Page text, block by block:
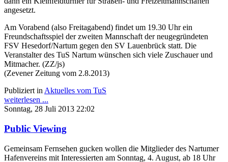
angesetzt.
Am Vorabend (also Freitagabend) findet um 19.30 Uhr ein
Freundschaftsspiel der zweiten Mannschaft der neugegründeten
FSV Hesedorf/Nartum gegen den SV Lauenbrück statt. Die
Veranstalter des TuS Nartum wünschen sich viele Zuschauer und
Mitmacher. (ZZ/js)
(Zevener Zeitung vom 2.8.2013)
Publiziert inAktuelles vom TuS
weiterlesen ...
Sonntag, 28 Juli 2013 22:02
Public Viewing
Gemeinsam Fernsehen gucken wollen die Mitglieder des Nartumer
Hafenvereins mit Interessierten am Sonntag, 4. August, ab 18 Uhr